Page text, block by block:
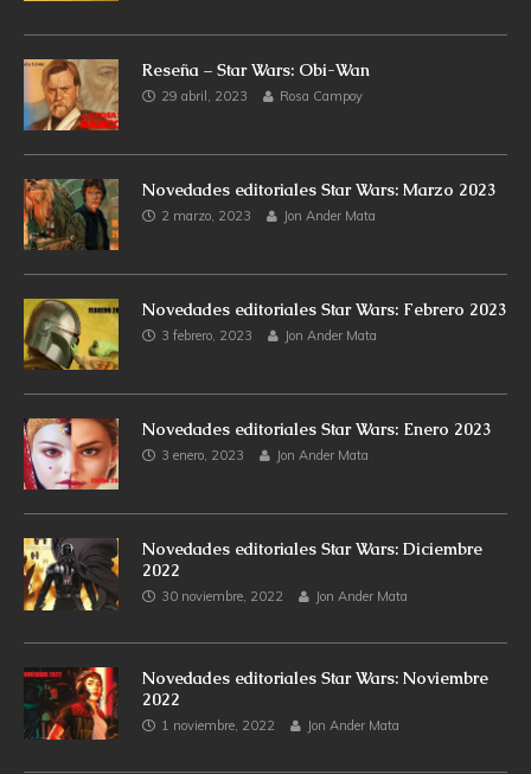
Reseña – Star Wars: Obi-Wan
29 abril, 2023 Rosa Campoy
Novedades editoriales Star Wars: Marzo 2023
2 marzo, 2023 Jon Ander Mata
Novedades editoriales Star Wars: Febrero 2023
3 febrero, 2023 Jon Ander Mata
Novedades editoriales Star Wars: Enero 2023
3 enero, 2023 Jon Ander Mata
Novedades editoriales Star Wars: Diciembre
2022
30 noviembre, 2022 Jon Ander Mata
Novedades editoriales Star Wars: Noviembre
2022
1 noviembre, 2022 Jon Ander Mata